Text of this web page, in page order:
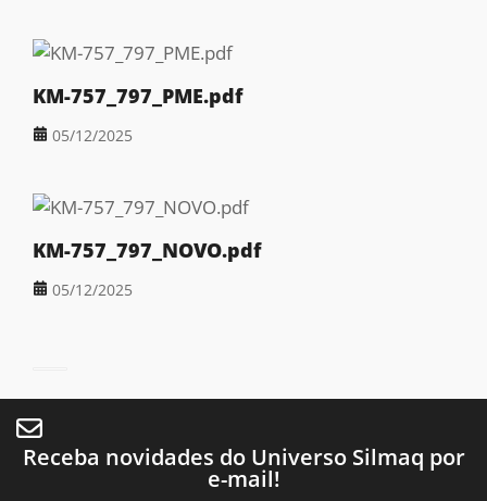
KM-757_797_PME.pdf
05/12/2025
KM-757_797_NOVO.pdf
05/12/2025
Receba novidades do Universo Silmaq por
e-mail!